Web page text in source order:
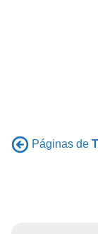
Páginas de